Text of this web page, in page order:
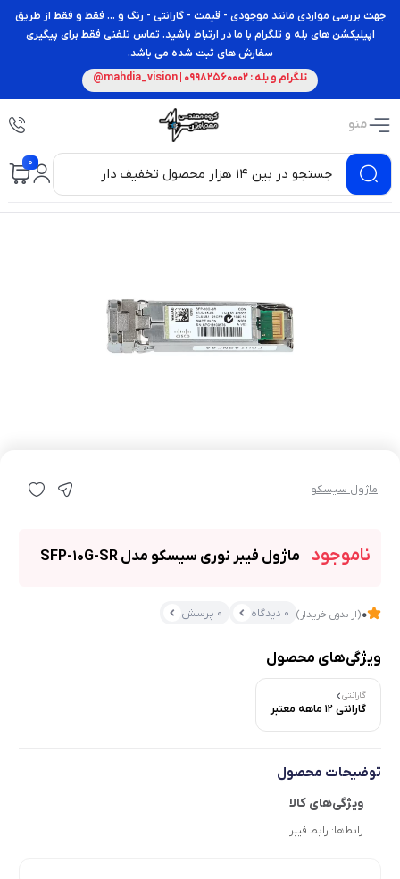
جهت بررسی مواردی مانند موجودی - قیمت - گارانتی - رنگ و ... فقط و فقط از طریق
اپیلیکشن های بله و تلگرام با ما در ارتباط باشید. تماس تلفنی فقط برای پیگیری
سفارش های ثبت شده می باشد.
تلگرام و بله : 09982560002 | mahdia_vision@
منو
0
ماژول سیسکو
ناموجود ماژول فیبر نوری سیسکو مدل SFP-10G-SR
0(از بدون خریدار) 0 دیدگاه 0 پرسش
ویژگی‌های محصول
گارانتی
گارانتی 12 ماهه معتبر
توضیحات محصول
رابط‌ها: رابط فیبر